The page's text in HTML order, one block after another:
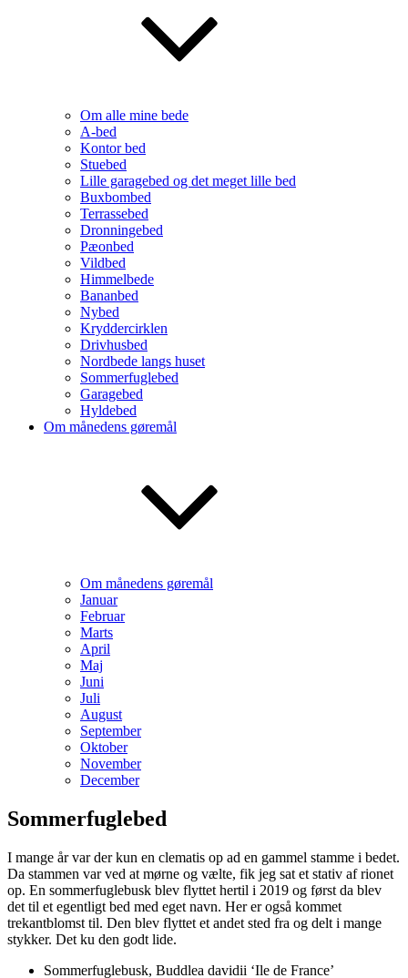
Om alle mine bede
A-bed
Kontor bed
Stuebed
Lille garagebed og det meget lille bed
Buxbombed
Terrassebed
Dronningebed
Pæonbed
Vildbed
Himmelbede
Bananbed
Nybed
Kryddercirklen
Drivhusbed
Nordbede langs huset
Sommerfuglebed
Garagebed
Hyldebed
Om månedens gøremål
Om månedens gøremål
Januar
Februar
Marts
April
Maj
Juni
Juli
August
September
Oktober
November
December
Sommerfuglebed
I mange år var der kun en clematis op ad en gammel stamme i bedet.
Da stammen var ved at mørne og vælte, fik jeg sat et stativ af rionet
op. En sommerfuglebusk blev flyttet hertil i 2019 og først da blev
det til et egentligt bed med eget navn. Her er også kommet
trekantblomst til. Den blev flyttet et andet sted fra og delt i mange
stykker. Det ku den godt lide.
Sommerfuglebusk, Buddlea davidii ‘Ile de France’